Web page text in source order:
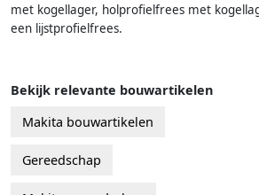
met kogellager, holprofielfrees met
een lijstprofielfrees.
Bekijk relevante bouwartikelen
Makita bouwartikelen
Gereedschap